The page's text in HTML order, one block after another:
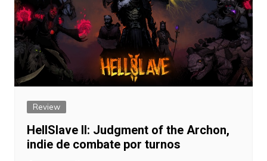
Review
HellSlave II: Judgment of the Archon,
indie de combate por turnos